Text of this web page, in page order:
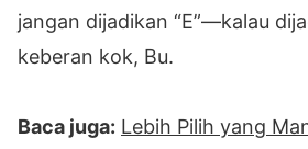
jangan dijadikan “E”—kalau
keberan kok, Bu.
Baca juga: Lebih Pilih yang